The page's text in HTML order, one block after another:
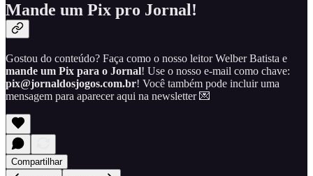
Mande um Pix pro Jornal!
Gostou do conteúdo? Faça como o nosso leitor Welber Batista e
mande um Pix para o Jornal! Use o nosso e-mail como chave:
pix@jornaldosjogos.com.br! Você também pode incluir uma
mensagem para aparecer aqui na newsletter 💌
Compartilhar